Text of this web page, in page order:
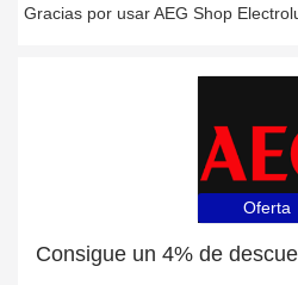
Gracias por usar AEG Shop
Oferta